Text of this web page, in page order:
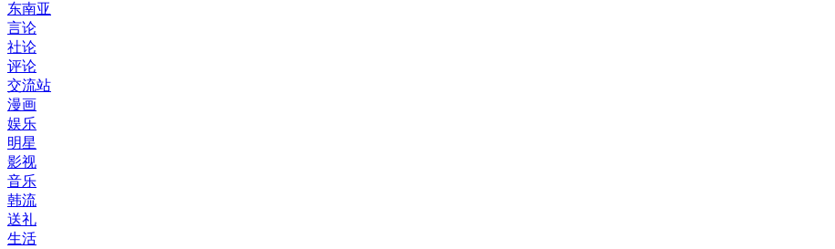
东南亚
言论
社论
评论
交流站
漫画
娱乐
明星
影视
音乐
韩流
送礼
生活